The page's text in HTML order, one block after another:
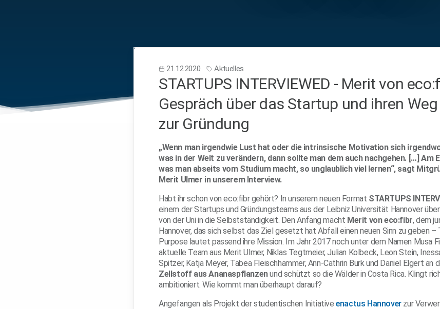
21.12.2020 Aktuelles
STARTUPS INTERVIEWED - Merit von
Gespräch über das Startup und ihren
zur Gründung
„Wenn man irgendwie Lust hat oder die intrinsische Motivation sich
was in der Welt zu verändern, dann sollte man dem auch nachgehen. […] Am
was man abseits vom Studium macht, so unglaublich viel lernen“, sagt
Merit Ulmer in unserem Interview.
Habt ihr schon von eco:fibr gehört? In unserem neuen Format STARTUPS
einem der Startups und Gründungsteams aus der Leibniz Universität Hannover
von der Uni in die Selbstständigkeit. Den Anfang macht Merit von eco:fibr, dem
Hannover, das sich selbst das Ziel gesetzt hat Abfall einen neuen Sinn zu geben –
Purpose lautet passend ihre Mission. Im Jahr 2017 noch unter dem Namen Musa
aktuelle Team aus Merit Ulmer, Niklas Tegtmeier, Julian Kolbeck, Leon Stein,
Spitzer, Katja Meyer, Tabea Fleischhammer, Ann-Cathrin Burk und Daniel Elgert an
Zellstoff aus Ananaspflanzenund schützt so die Wälder in Costa Rica. Klingt
ambitioniert. Wie kommt man überhaupt darauf?
Angefangen als Projekt der studentischen Initiativeenactus Hannoverzur